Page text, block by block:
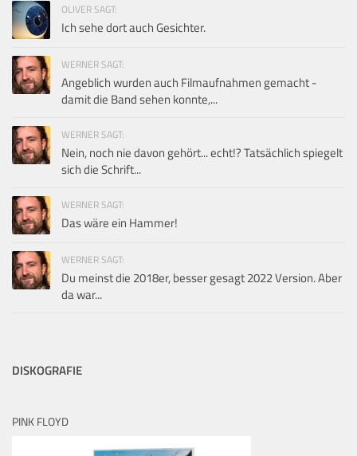
OLIVER SAGT:
Ich sehe dort auch Gesichter.
WERNER SAGT:
Angeblich wurden auch Filmaufnahmen gemacht -
damit die Band sehen konnte,...
WERNER SAGT:
Nein, noch nie davon gehört... echt!? Tatsächlich spiegelt
sich die Schrift...
WERNER SAGT:
Das wäre ein Hammer!
WERNER SAGT:
Du meinst die 2018er, besser gesagt 2022 Version. Aber
da war...
DISKOGRAFIE
PINK FLOYD